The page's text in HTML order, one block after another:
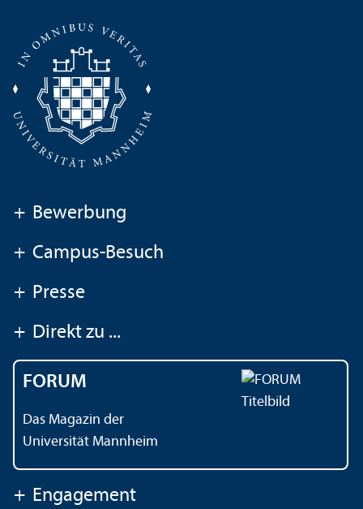
+ Bewerbung
+ Campus-Besuch
+ Presse
+ Direkt zu ...
FORUM
Das Magazin der
Universität Mannheim
+ Engagement